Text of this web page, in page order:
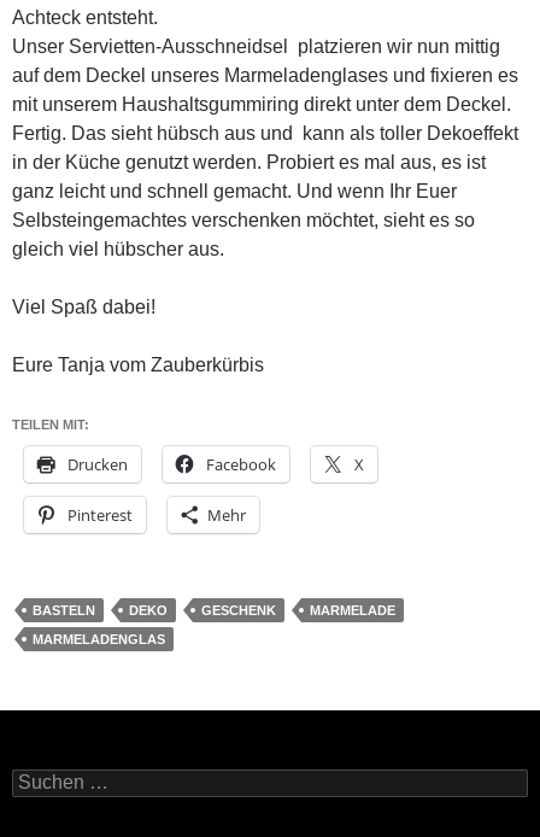
Achteck entsteht.
Unser Servietten-Ausschneidsel platzieren wir nun mittig
auf dem Deckel unseres Marmeladenglases und fixieren es
mit unserem Haushaltsgummiring direkt unter dem Deckel.
Fertig. Das sieht hübsch aus und kann als toller Dekoeffekt
in der Küche genutzt werden. Probiert es mal aus, es ist
ganz leicht und schnell gemacht. Und wenn Ihr Euer
Selbsteingemachtes verschenken möchtet, sieht es so
gleich viel hübscher aus.
Viel Spaß dabei!
Eure Tanja vom Zauberkürbis
TEILEN MIT:
Drucken Facebook X
Pinterest Mehr
BASTELN DEKO GESCHENK
MARMELADE
MARMELADENGLAS
Suchen
nach: